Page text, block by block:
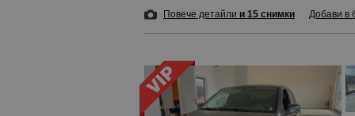
Повече детайли и 15 снимки Добави в